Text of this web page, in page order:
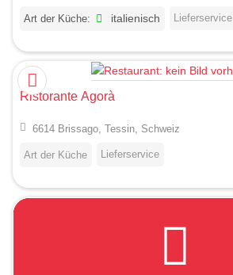
Art der Küche: italienisch Lieferservice
Ristorante Agorà
6614 Brissago, Tessin, Schweiz
Art der Küche Lieferservice